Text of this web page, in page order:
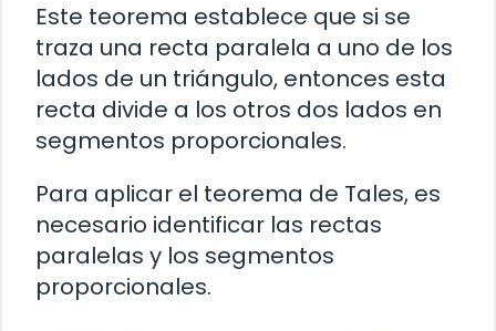
Este teorema establece que si se
traza una recta paralela a uno de los
lados de un triángulo, entonces esta
recta divide a los otros dos lados en
segmentos proporcionales.
Para aplicar el teorema de Tales, es
necesario identificar las rectas
paralelas y los segmentos
proporcionales.